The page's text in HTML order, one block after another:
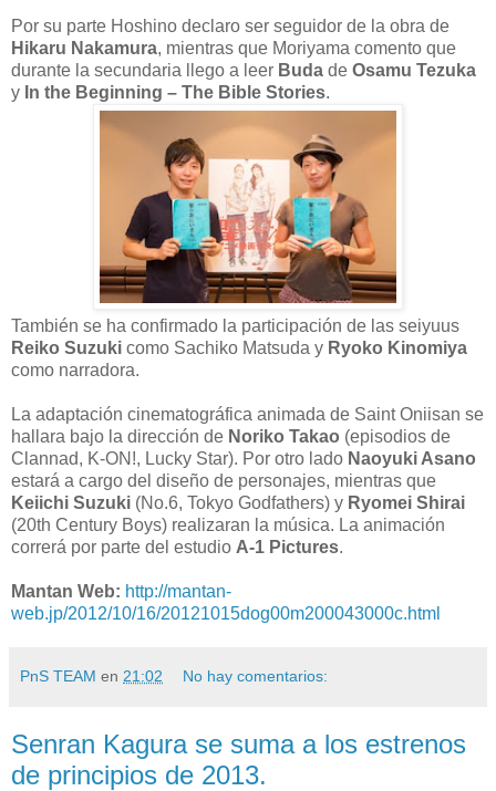
Por su parte Hoshino declaro ser seguidor de la obra de
Hikaru Nakamura, mientras que Moriyama comento que
durante la secundaria llego a leer Buda de Osamu Tezuka
y In the Beginning – The Bible Stories.
También se ha confirmado la participación de las seiyuus
Reiko Suzuki como Sachiko Matsuda y Ryoko Kinomiya
como narradora.
La adaptación cinematográfica animada de Saint Oniisan se
hallara bajo la dirección de Noriko Takao (episodios de
Clannad, K-ON!, Lucky Star). Por otro lado Naoyuki Asano
estará a cargo del diseño de personajes, mientras que
Keiichi Suzuki (No.6, Tokyo Godfathers) y Ryomei Shirai
(20th Century Boys) realizaran la música. La animación
correrá por parte del estudio A-1 Pictures.
Mantan Web: http://mantan-
web.jp/2012/10/16/20121015dog00m200043000c.html
PnS TEAM en 21:02 No hay comentarios:
Senran Kagura se suma a los estrenos
de principios de 2013.